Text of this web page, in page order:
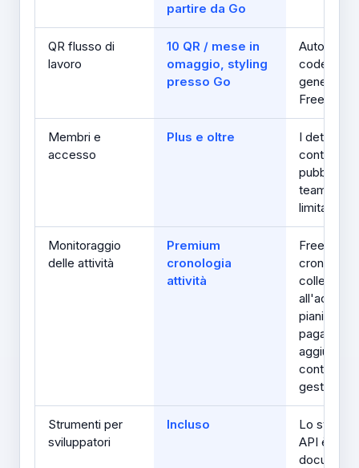
partire da Go
QR flusso di
lavoro
10 QR / mese in
omaggio, styling
presso Go
code
Free
Membri e
accesso
Plus e oltre
I dettagli
controllo
pubblico
team sono
limitati
Monitoraggio
delle attività
Premium
cronologia
attività
Free
piani a
controlli di
gestione
Strumenti per
sviluppatori
Incluso
Lo
API è stato